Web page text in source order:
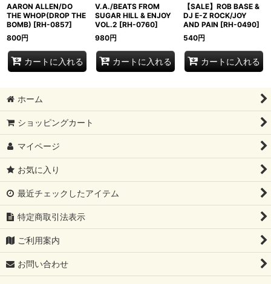
AARON ALLEN/DO
THE WHOP(DROP THE
BOMB) [RH-0857]
800円
カートに入れる
V.A./BEATS FROM
SUGAR HILL & ENJOY
VOL.2 [RH-0760]
980円
カートに入れる
【SALE】ROB BASE &
DJ E-Z ROCK/JOY
AND PAIN [RH-0490]
540円
カートに入れる
ホーム
ショッピングカート
マイページ
お気に入り
最近チェックしたアイテム
特定商取引法表示
ご利用案内
お問い合わせ